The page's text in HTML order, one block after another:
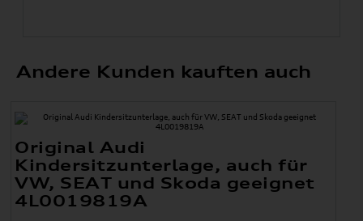
Andere Kunden kauften auch
Original Audi
Kindersitzunterlage, auch für
VW, SEAT und Skoda geeignet
4L0019819A